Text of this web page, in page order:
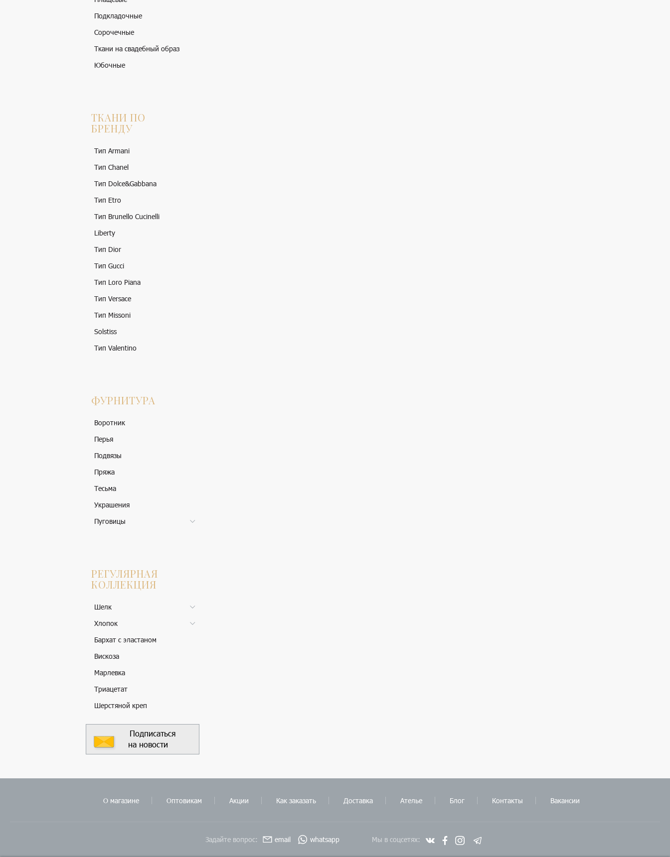
Подкладочные
Сорочечные
Ткани на свадебный образ
Юбочные
ТКАНИ ПО
БРЕНДУ
Тип Armani
Тип Chanel
Тип Dolce&Gabbana
Тип Etro
Тип Brunello Cucinelli
Liberty
Тип Dior
Тип Gucci
Тип Loro Piana
Тип Versace
Тип Missoni
Solstiss
Тип Valentino
ФУРНИТУРА
Воротник
Перья
Подвязы
Пряжа
Тесьма
Украшения
Пуговицы
РЕГУЛЯРНАЯ
КОЛЛЕКЦИЯ
Шелк
Хлопок
Бархат с эластаном
Вискоза
Марлевка
Триацетат
Шерстяной креп
Подписаться
на новости
О магазине Оптовикам Акции Как заказать Доставка Ателье Блог Контакты Вакансии
Задайте вопрос: email whatsapp Мы в соцсетях: